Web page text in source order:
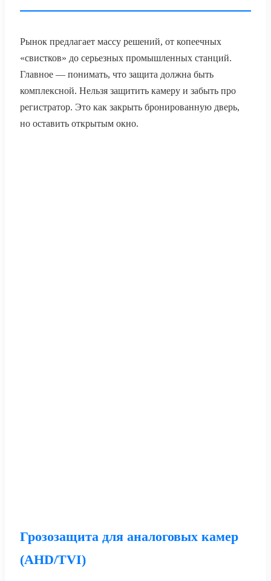
Рынок предлагает массу решений, от копеечных
«свистков» до серьезных промышленных станций.
Главное — понимать, что защита должна быть
комплексной. Нельзя защитить камеру и забыть про
регистратор. Это как закрыть бронированную дверь,
но оставить открытым окно.
Грозозащита для аналоговых камер
(AHD/TVI)